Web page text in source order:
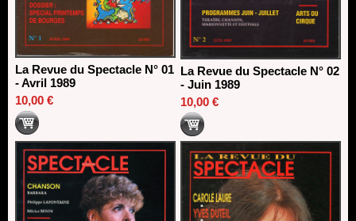
La Revue du Spectacle N° 01
- Avril 1989
10,00 €
La Revue du Spectacle N° 02
- Juin 1989
10,00 €